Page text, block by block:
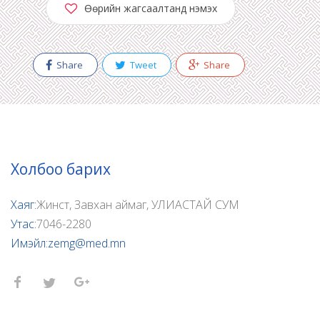
Өөрийн жагсаалтанд нэмэх
Share Tweet Share
Холбоо барих
Хаяг:Жинст, Завхан аймаг, УЛИАСТАЙ СУМ
Утас:7046-2280
Имэйл:zemg@med.mn